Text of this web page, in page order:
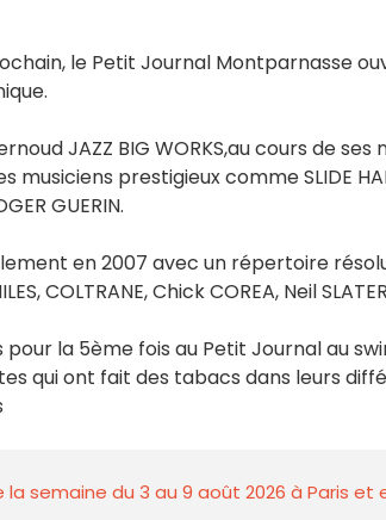
le Petit Journal Montparnasse
JAZZ BIG WORKS,au cours de
prestigieux comme SLIDE
GUERIN.
en 2007 avec un répertoire
COLTRANE, Chick COREA, Neil
la 5ème fois au Petit Journal au
qui ont fait des tabacs dans leurs
la semaine du 3 au 9 août 2026 à Paris et